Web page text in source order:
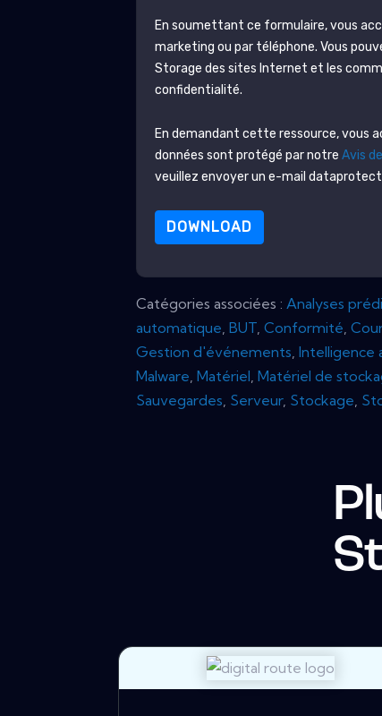
En soumettant ce formulaire, vous
marketing ou par téléphone. Vous
Storage des sites Internet et les
confidentialité.
En demandant cette ressource, vous
données sont protégé par notre Avis
veuillez envoyer un e-mail
DOWNLOAD
Catégories associées : Analyses
automatique BUT Conformité
Gestion d'événements Intelligence
Malware Matériel Matériel de
Sauvegardes Serveur, Stockage